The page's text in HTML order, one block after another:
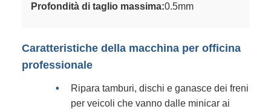
Profondità di taglio massima:0.5mm
Caratteristiche della macchina per officina
professionale
Ripara tamburi, dischi e ganasce dei freni
per veicoli che vanno dalle minicar ai